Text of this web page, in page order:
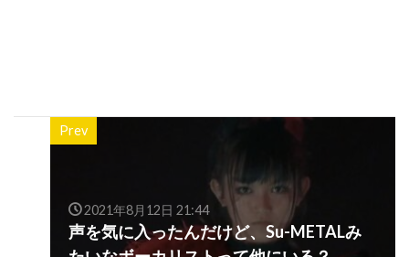
Prev
2021年8月12日 21:44
声を気に入ったんだけど、Su-METALみ